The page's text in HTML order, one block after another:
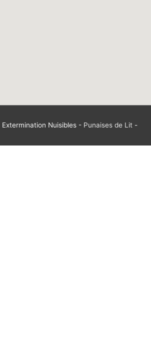
Extermination Nuisibles- Punaises de Lit-